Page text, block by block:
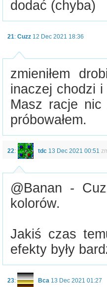
dodać (chyba)
21: Cuzz 12 Dec 2021 18:36
zmieniłem
inaczej chodzi
Masz racje
próbowałem.
22: tdc 13 Dec 2021 00:51
@Banan -
kolorów.
Jakiś czas
efekty były
23: Bca 13 Dec 2021 01:27